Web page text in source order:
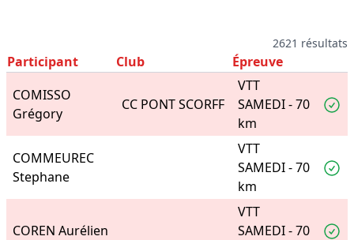
2621 résultats
Participant Club
Épreuve
COMISSO
Grégory
CC PONT SCORFF
VTT
SAMEDI - 70
km
COMMEUREC
Stephane
VTT
SAMEDI - 70
km
COREN Aurélien
VTT
SAMEDI - 70